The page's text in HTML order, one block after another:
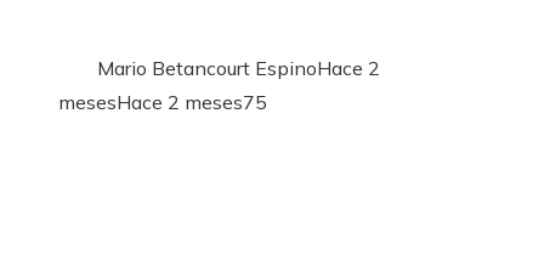
Mario Betancourt EspinoHace 2
mesesHace 2 meses75